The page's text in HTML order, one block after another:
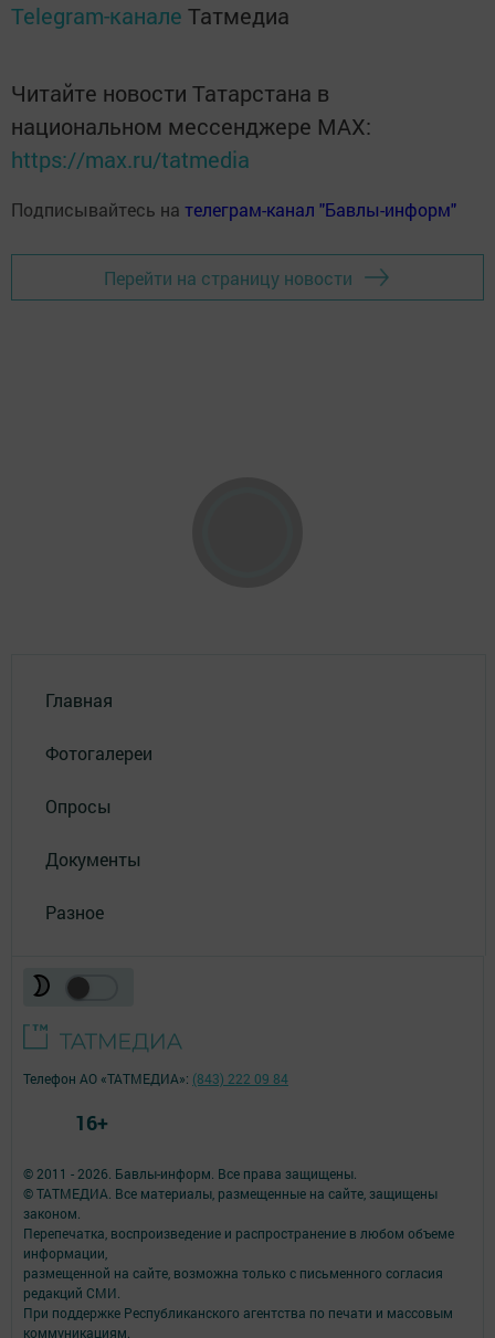
Telegram-канале Татмедиа
Читайте новости Татарстана в
национальном мессенджере MАХ:
https://max.ru/tatmedia
Подписывайтесь на телеграм-канал "Бавлы-информ"
Перейти на страницу новости
Главная
Фотогалереи
Опросы
Документы
Разное
© 2011 - 2026. Бавлы-информ. Все права защищены.
© ТАТМЕДИА. Все материалы, размещенные на сайте, защищены
законом.
Перепечатка, воспроизведение и распространение в любом объеме
информации,
размещенной на сайте, возможна только с письменного согласия
редакций СМИ.
При поддержке Республиканского агентства по печати и массовым
коммуникациям.
Телефон АО «ТАТМЕДИА»: (843) 222 09 84
16+